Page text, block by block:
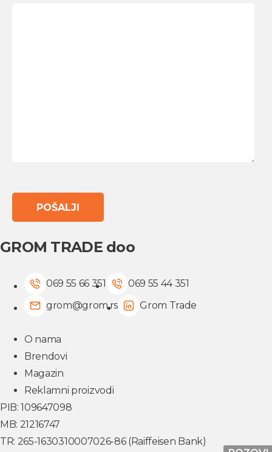
GROM TRADE doo
069 55 66 351
069 55 44 351
grom@grom.rs
Grom Trade
O nama
Brendovi
Magazin
Reklamni proizvodi
PIB: 109647098
MB: 21216747
TR: 265-1630310007026-86 (Raiffeisen Bank)